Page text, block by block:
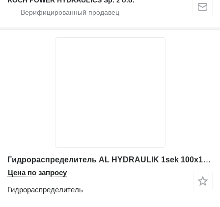
Гидрораспределитель AL HYDRAULIK 1sek 100x100x72mm+2 cewki для экскаватора
Цена по запросу
Гидрораспределитель